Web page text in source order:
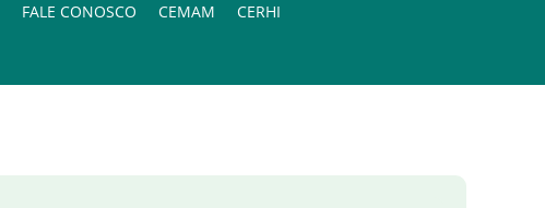
FALE CONOSCO CEMAM CERHI